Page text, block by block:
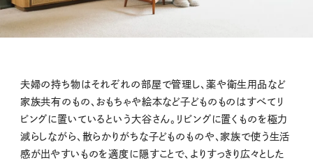
夫婦の持ち物はそれぞれの部屋で管理し、薬や衛生用品など
家族共有のもの、おもちゃや絵本など子どものものはすべてリ
ビングに置いているという大谷さん。リビングに置くものを極力
減らしながら、散らかりがちな子どものものや、家族で使う生活
感が出やすいものを適度に隠すことで、よりすっきり広々とした